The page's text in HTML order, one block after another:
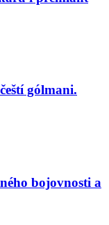
gólmani.
bojovnosti a